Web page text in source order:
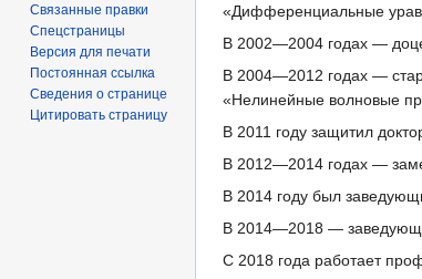
«Дифференциальные
В 2002—2004 годах —
В 2004—2012 годах —
«Нелинейные волновые
В 2011 году защитил
В 2012—2014 годах —
В 2014 году был
В 2014—2018 —
С 2018 года работает
Связанные правки
Спецстраницы
Версия для печати
Постоянная ссылка
Сведения о странице
Цитировать страницу